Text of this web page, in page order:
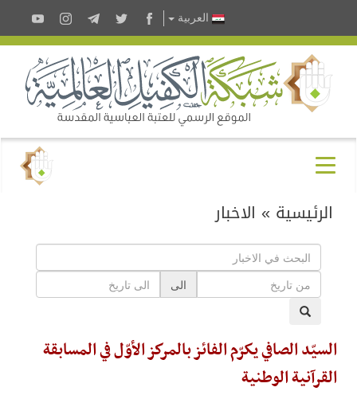
العربية
الرئيسية » الاخبار
الى
السيّد الصافي يكرّم الفائز بالمركز الأوّل في المسابقة
القرآنية الوطنية